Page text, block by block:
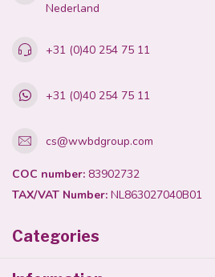
Nederland
+31 (0)40 254 75 11
+31 (0)40 254 75 11
cs@wwbdgroup.com
COC number: 83902732
TAX/VAT Number: NL863027040B01
Categories